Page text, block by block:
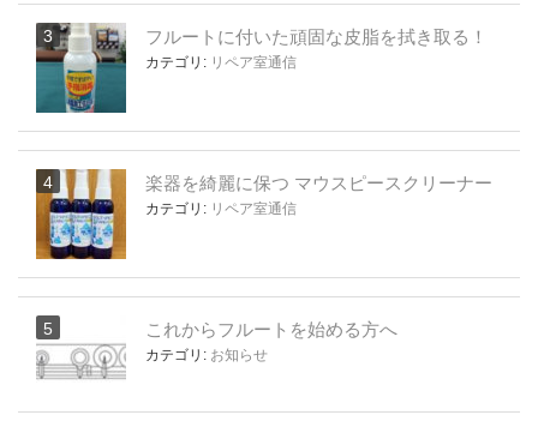
フルートに付いた頑固な皮脂を拭き取る！
カテゴリ: リペア室通信
楽器を綺麗に保つ マウスピースクリーナー
カテゴリ: リペア室通信
これからフルートを始める方へ
カテゴリ: お知らせ